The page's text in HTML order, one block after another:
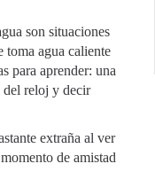
son situaciones
toma agua caliente
para aprender: una
del reloj y decir
extraña al ver
de amistad